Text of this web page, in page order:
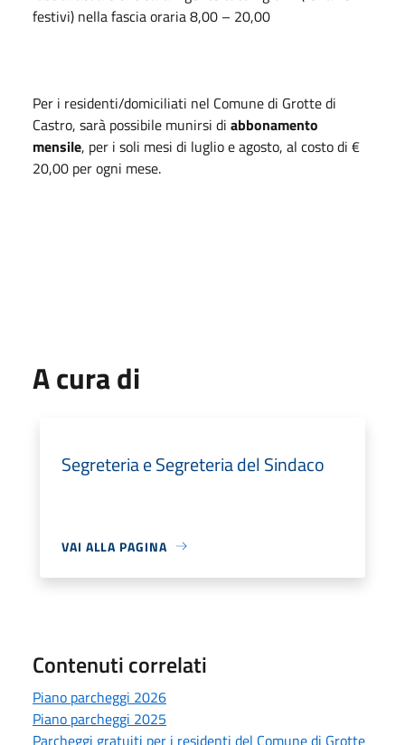
festivi) nella fascia oraria 8,00 – 20,00
Per i residenti/domiciliati nel Comune di Grotte di
Castro, sarà possibile munirsi di abbonamento
mensile, per i soli mesi di luglio e agosto, al costo di €
20,00 per ogni mese.
A cura di
Segreteria e Segreteria del Sindaco
VAI ALLA PAGINA
Contenuti correlati
Piano parcheggi 2026
Piano parcheggi 2025
Parcheggi gratuiti per i residenti del Comune di Grotte